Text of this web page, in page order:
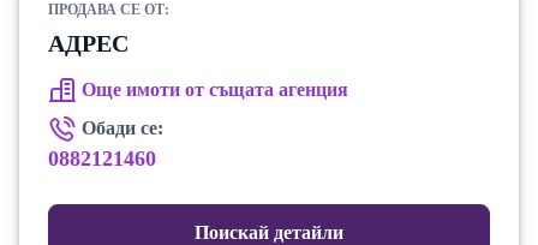
ПРОДАВА СЕ ОТ:
АДРЕС
Още имоти от същата агенция
Обади се:
0882121460
Поискай детайли